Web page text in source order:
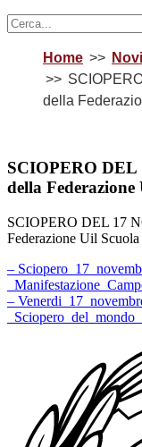
Home
della
SCIOPERO DEL
della
SCIOPERO DEL 17
Federazione Uil Scuola
–
–